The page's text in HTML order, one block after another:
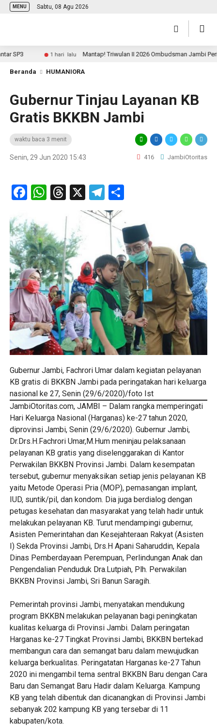
MENU Sabtu, 08 Agu 2026
1 hari lalu Mantap! Triwulan II 2026 Ombudsman Jambi
Beranda HUMANIORA
Gubernur Tinjau Layanan KB
Gratis BKKBN Jambi
waktu baca 3 menit
Senin, 29 Jun 2020 15:43 416 JambiOtoritas
Facebook
WhatsApp
Threads
X Telegram
Gubernur Jambi, Fachrori Umar dalam kegiatan pelayanan
KB gratis di BKKBN Jambi pada peringatakan hari keluarga
nasional ke 27, Senin (29/6/2020)/foto Ist
JambiOtoritas.com, JAMBI – Dalam rangka memperingati
Hari Keluarga Nasional (Harganas) ke-27 tahun 2020,
diprovinsi Jambi, Senin (29/6/2020). Gubernur Jambi,
Dr.Drs.H.Fachrori Umar,M.Hum meninjau pelaksanaan
pelayanan KB gratis yang diselenggarakan di Kantor
Perwakilan BKKBN Provinsi Jambi. Dalam kesempatan
tersebut, gubernur menyaksikan setiap jenis pelayanan KB
yaitu Metode Operasi Pria (MOP), pemasangan implant,
IUD, suntik/pil, dan kondom. Dia juga berdialog dengan
petugas kesehatan dan masyarakat yang telah hadir untuk
melakukan pelayanan KB. Turut mendampingi gubernur,
Asisten Pemerintahan dan Kesejahteraan Rakyat (Asisten
I) Sekda Provinsi Jambi, Drs.H Apani Saharuddin, Kepala
Dinas Pemberdayaan Perempuan, Perlindungan Anak dan
Pengendalian Penduduk Dra.Lutpiah, Plh. Perwakilan
BKKBN Provinsi Jambi, Sri Banun Saragih.
Pemerintah provinsi Jambi, menyatakan mendukung
program BKKBN melakukan pelayanan bagi peningkatan
kualitas keluarga di Provinsi Jambi. Dalam peringatan
Harganas ke-27 Tingkat Provinsi Jambi, BKKBN bertekad
membangun cara dan semangat baru dalam mewujudkan
keluarga berkualitas. Peringatatan Harganas ke-27 Tahun
2020 ini mengambil tema sentral BKKBN Baru dengan Cara
Baru dan Semangat Baru Hadir dalam Keluarga. Kampung
KB yang telah dibentuk dan dicanangkan di Provinsi Jambi
sebanyak 202 kampung KB yang tersebar di 11
kabupaten/kota.